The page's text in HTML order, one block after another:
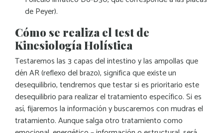
de Peyer).
Cómo se realiza el test de
Kinesiología Holística
Testaremos las 3 capas del intestino y las ampollas que
dén AR (reflexo del brazo), significa que existe un
desequilibrio, tendremos que testar si es prioritario este
desequilibrio para realizar el tratamiento específico. Si es
así, fijaremos la información y buscaremos con mudras el
tratamiento. Aunque salga otro tratamiento como